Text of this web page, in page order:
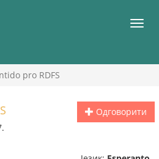
pro RDFS
Одговорити